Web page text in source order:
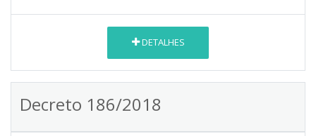
DETALHES
Decreto 186/2018